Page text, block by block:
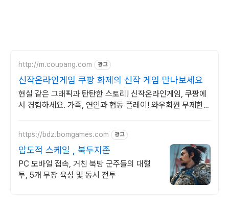
http://m.coupang.com 광고
신작온라인게임 쿠팡 화제의 신작 게임 만나보세요
현실 같은 그래픽과 탄탄한 스토리! 신작온라인게임, 쿠팡에
서 경험하세요. 가족, 연인과 협동 플레이! 와우회원 무제한
https://bdz.bomgames.com 광고
압도적 스케일 , 북두지존
PC 모바일 접속, 거친 북방 군주들의 대혈
투, 5개 무장 육성 및 동시 전투